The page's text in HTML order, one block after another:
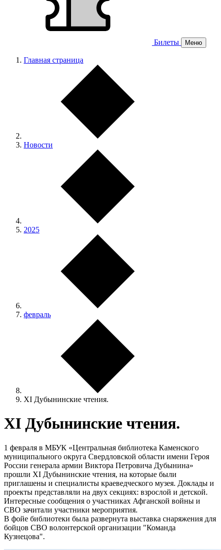
Билеты Меню
Главная страница
Новости
2025
февраль
XI Дубынинские чтения.
XI Дубынинские чтения.
1 февраля в МБУК «Центральная библиотека Каменского
муниципального округа Свердловской области имени Героя
России генерала армии Виктора Петровича Дубынина»
прошли XI Дубынинские чтения, на которые были
приглашены и специалисты краеведческого музея. Доклады и
проекты представляли на двух секциях: взрослой и детской.
Интересные сообщения о участниках Афганской войны и
СВО зачитали участники мероприятия.
В фойе библиотеки была развернута выставка снаряжения для
бойцов СВО волонтерской организации "Команда
Кузнецова".